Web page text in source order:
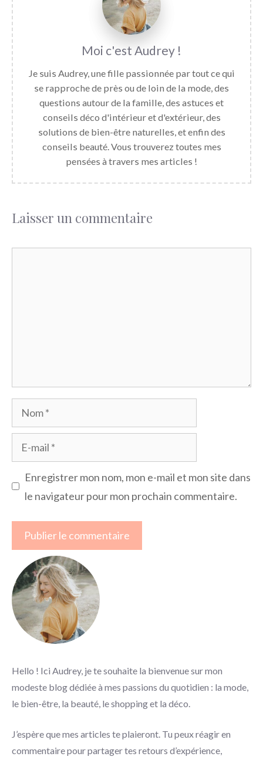
Audrey
Je suis Audrey, une fille passionnée par tout ce qui
se rapproche de près ou de loin de la mode, des
questions autour de la famille, des astuces et
conseils déco d'intérieur et d'extérieur, des
solutions de bien-être naturelles, et enfin des
conseils beauté. Vous trouverez toutes mes
pensées à travers mes articles !
Laisser un commentaire
Nom
mail
Enregistrer mon nom, mon e-mail et mon site dans
le navigateur pour mon prochain commentaire.
Hello ! Ici Audrey, je te souhaite la bienvenue sur mon
modeste blog dédiée à mes passions du quotidien : la mode,
le bien-être, la beauté, le shopping et la déco.
J’espère que mes articles te plaieront. Tu peux réagir en
commentaire pour partager tes retours d’expérience,